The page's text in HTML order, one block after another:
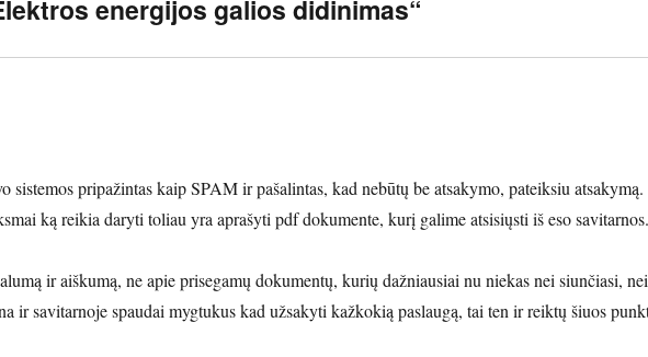
energijos galios didinimas“
sistemos pripažintas kaip SPAM ir pašalintas, kad nebūtų be atsakymo, pateiksiu atsakymą.
ką reikia daryti toliau yra aprašyti pdf dokumente, kurį galime atsisiųsti iš eso savitarnos.
ir aiškumą, ne apie prisegamų dokumentų, kurių dažniausiai nu niekas nei siunčiasi, nei
ir savitarnoje spaudai mygtukus kad užsakyti kažkokią paslaugą, tai ten ir reiktų šiuos